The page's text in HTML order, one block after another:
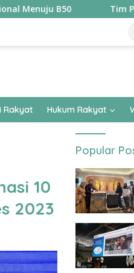
Tim Pertalight
Rakyat Hukum Rakyat
10
2023
Popular